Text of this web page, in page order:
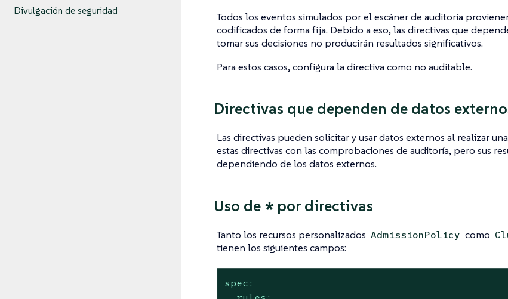
Divulgación de seguridad
Todos los eventos simulados por el escáner de auditoría
codificados de forma fija. Debido a eso, las directivas que
tomar sus decisiones no producirán resultados significativos.
Para estos casos, configura la directiva como no auditable.
Directivas que dependen de datos
Las directivas pueden solicitar y usar datos externos al realizar
estas directivas con las comprobaciones de auditoría, pero sus
dependiendo de los datos externos.
Uso de *por directivas
Tanto los recursos personalizados AdmissionPolicy como
tienen los siguientes campos:
spec: